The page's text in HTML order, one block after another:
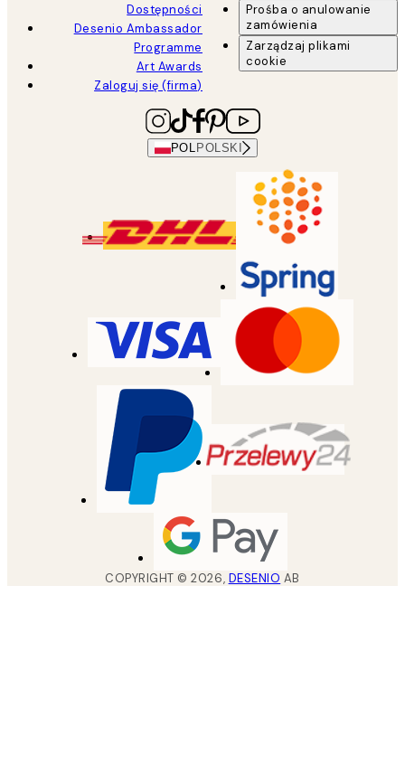
Dostępności
Desenio Ambassador
Programme
Art Awards
Zaloguj się (firma)
Prośba o anulowanie
zamówienia
Zarządzaj plikami
cookie
POL POLSKI
COPYRIGHT ©2026, DESENIO AB